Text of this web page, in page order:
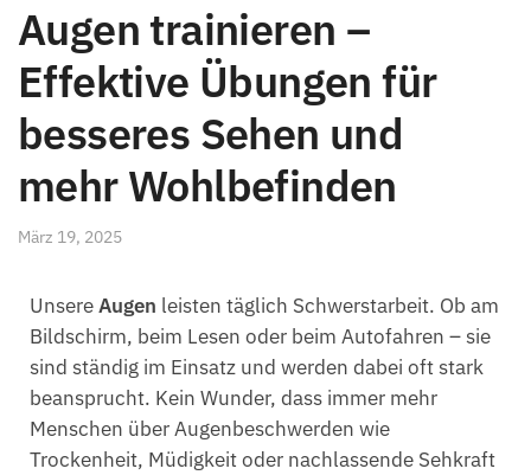
Augen trainieren –
Effektive Übungen für
besseres Sehen und
mehr Wohlbefinden
März 19, 2025
UnsereAugen leisten täglich Schwerstarbeit. Ob am
Bildschirm, beim Lesen oder beim Autofahren – sie
sind ständig im Einsatz und werden dabei oft stark
beansprucht. Kein Wunder, dass immer mehr
Menschen über Augenbeschwerden wie
Trockenheit, Müdigkeit oder nachlassende Sehkraft